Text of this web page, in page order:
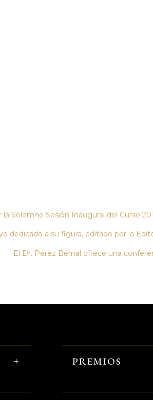
Solemne Sesión Inaugural del Curso
dedicado a su figura, editado por la
El Dr. Pérez Bernal ofrece una
PREMIOS